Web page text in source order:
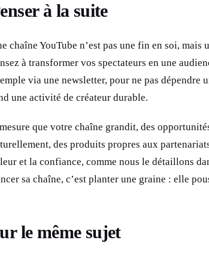
à la suite
chaîne YouTube n’est pas une fin en soi, mais
à transformer vos spectateurs en une
via une newsletter, pour ne pas dépendre
une activité de créateur durable.
que votre chaîne grandit, des
des produits propres aux
et la confiance, comme nous le détaillons
sa chaîne, c’est planter une graine : elle
le même sujet